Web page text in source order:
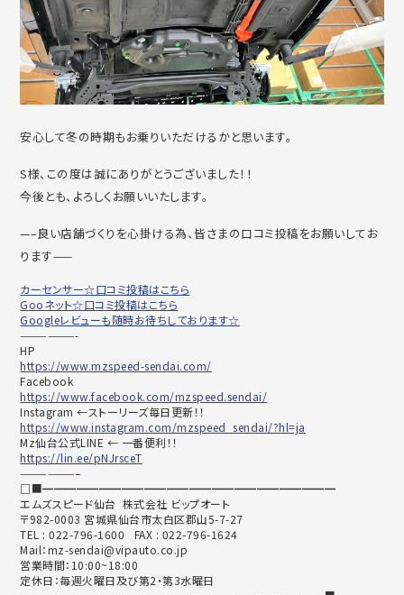
安心して冬の時期もお乗りいただけるかと思います。
S様、この度は誠にありがとうございました！！
今後とも、よろしくお願いいたします。
—–良い店舗づくりを心掛ける為、皆さまの口コミ投稿をお願いしてお
ります——
カーセンサー☆口コミ投稿はこちら
Gooネット☆口コミ投稿はこちら
Googleレビューも随時お待ちしております☆
——————-
HP
https://www.mzspeed-sendai.com/
Facebook
https://www.facebook.com/mzspeed.sendai/
Instagram ←ストーリーズ毎日更新！！
https://www.instagram.com/mzspeed_sendai/?hl=ja
Mz仙台公式LINE ← 一番便利！！
https://lin.ee/pNJrsceT
——————–
□■━━━━━━━━━━━━━━━━━━━━━━━━━━
エムズスピード仙台 株式会社 ビップオート
〒982-0003 宮城県仙台市太白区郡山5-7-27
TEL : 022-796-1600 FAX : 022-796-1624
Mail：mz-sendai@vipauto.co.jp
営業時間：10:00~18:00
定休日：毎週火曜日及び第2・第3水曜日